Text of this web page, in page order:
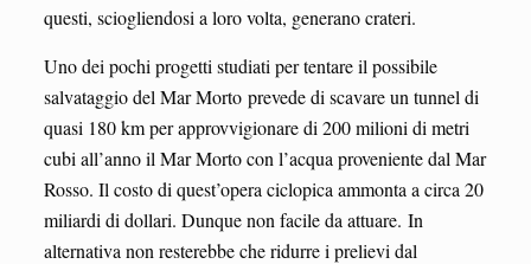
questi, sciogliendosi a loro volta, generano crateri.
Uno dei pochi progetti studiati per tentare il possibile
salvataggio del Mar Morto prevede di scavare un tunnel di
quasi 180 km per approvvigionare di 200 milioni di metri
cubi all’anno il Mar Morto con l’acqua proveniente dal Mar
Rosso. Il costo di quest’opera ciclopica ammonta a circa 20
miliardi di dollari. Dunque non facile da attuare. In
alternativa non resterebbe che ridurre i prelievi dal